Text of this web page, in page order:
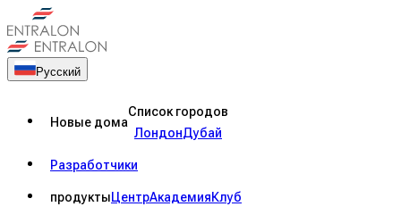
Русский
Новые дома
Список городов
ЛондонДубай
Разработчики
продуктыЦентрАкадемияКлуб